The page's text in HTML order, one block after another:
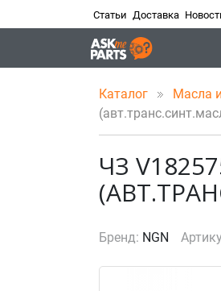
Статьи Доставка
Каталог Масла
ЧЗ
Бренд: NGN